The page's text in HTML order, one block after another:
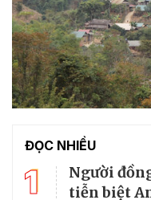
ĐỌC NHIỀU
1
Người
tiễn biệt